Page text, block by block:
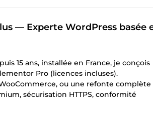
— Experte WordPress basée
15 ans, installée en France, je conçois
Pro (licences incluses).
ou une refonte complète
sécurisation HTTPS, conformité